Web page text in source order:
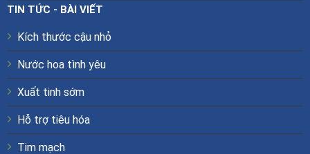
TIN TỨC - BÀI VIẾT
Kích thước cậu nhỏ
Nước hoa tình yêu
Xuất tinh sớm
Hỗ trợ tiêu hóa
Tim mạch